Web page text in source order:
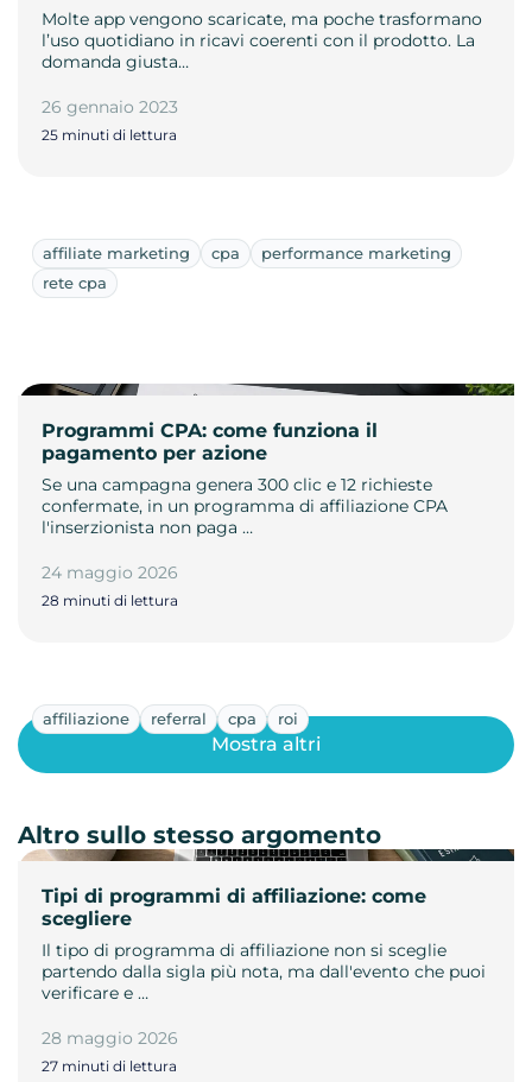
Molte app vengono scaricate, ma poche trasformano
l’uso quotidiano in ricavi coerenti con il prodotto. La
domanda giusta…
26 gennaio 2023
25 minuti di lettura
affiliate marketing cpa
performance marketing
rete cpa
Programmi CPA: come funziona il
pagamento per azione
Se una campagna genera 300 clic e 12 richieste
confermate, in un programma di affiliazione CPA
l'inserzionista non paga …
24 maggio 2026
28 minuti di lettura
affiliazione referral cpa roi
Tipi di programmi di affiliazione: come
scegliere
Il tipo di programma di affiliazione non si sceglie
partendo dalla sigla più nota, ma dall'evento che puoi
verificare e …
28 maggio 2026
27 minuti di lettura
Mostra altri
Altro sullo stesso argomento